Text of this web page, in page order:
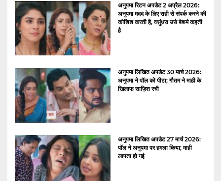
अनुपमा रिटन अपडेट 2 अप्रैल 2026:
अनुपमा मदद के लिए राही से संपर्क करने की
कोशिश करती है, वसुंधरा उसे बेशर्म कहती
है
अनुपमा लिखित अपडेट 30 मार्च 2026:
अनुपमा ने पॉल को पीटा; गौतम ने माही के
खिलाफ साज़िश रची
अनुपमा लिखित अपडेट 27 मार्च 2026:
पॉल ने अनुपमा पर हमला किया; माही
लापता हो गई